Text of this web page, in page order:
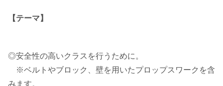
【テーマ】
◎安全性の高いクラスを行うために。
※ベルトやブロック、壁を用いたプロップスワークを含
みます。